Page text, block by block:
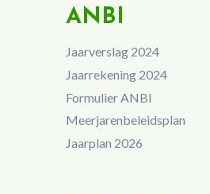
ANBI
Jaarverslag 2024
Jaarrekening 2024
Formulier ANBI
Meerjarenbeleidsplan
Jaarplan 2026